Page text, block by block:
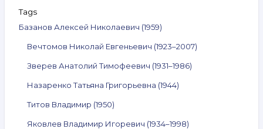
Tags
Базанов Алексей Николаевич (1959)
Вечтомов Николай Евгеньевич (1923–2007)
Зверев Анатолий Тимофеевич (1931–1986)
Назаренко Татьяна Григорьевна (1944)
Титов Владимир (1950)
Яковлев Владимир Игоревич (1934–1998)